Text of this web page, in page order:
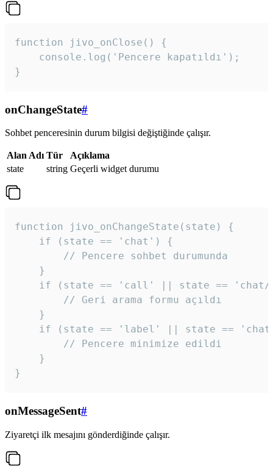
function jivo_onClose() {
    console.log('Pencere kapatıldı');
}
onChangeState#
Sohbet penceresinin durum bilgisi değiştiğinde çalışır.
Alan Adı Tür
Açıklama
state
string Geçerli widget durumu
function jivo_onChangeState(state) {
    if (state == 'chat') {
        // Pencere sohbet durumunda
    }
if (state == 'call' || state ==
        // Geri arama formu açıldı
    }
if (state == 'label' || state ==
        // Pencere minimize edildi
    }
}
onMessageSent#
Ziyaretçi ilk mesajını gönderdiğinde çalışır.